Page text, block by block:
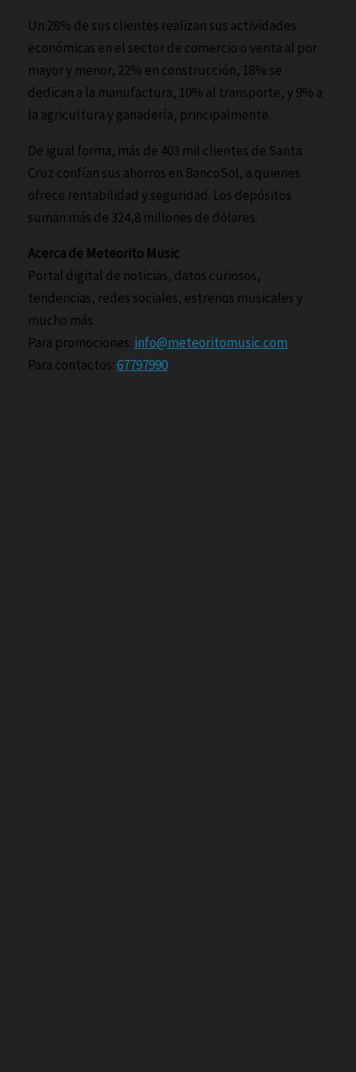
Un 28% de sus clientes realizan sus actividades
económicas en el sector de comercio o venta al por
mayor y menor, 22% en construcción, 18% se
dedican a la manufactura, 10% al transporte, y 9% a
la agricultura y ganadería, principalmente.
De igual forma, más de 403 mil clientes de Santa
Cruz confían sus ahorros en BancoSol, a quienes
ofrece rentabilidad y seguridad. Los depósitos
suman más de 324,8 millones de dólares.
Acerca de Meteorito Music
Portal digital de noticias, datos curiosos,
tendencias, redes sociales, estrenos musicales y
mucho más.
Para promociones: info@meteoritomusic.com
Para contactos:67797990